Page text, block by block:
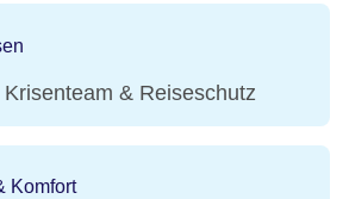
& Reiseschutz
Komfort